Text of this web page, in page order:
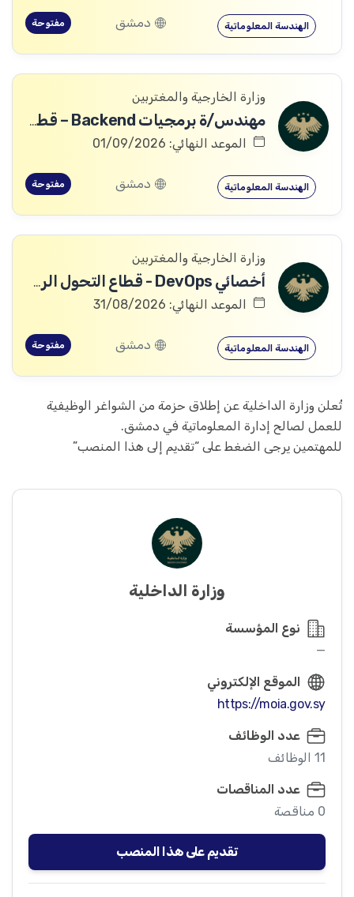
الهندسة المعلوماتية دمشق مفتوحة
وزارة الخارجية والمغتربين
مهندس/ة برمجيات Backend – قطاع التحول الرقمي
الموعد النهائي: 01/09/2026
الهندسة المعلوماتية دمشق مفتوحة
وزارة الخارجية والمغتربين
أخصائي DevOps - قطاع التحول الرقمي
الموعد النهائي: 31/08/2026
الهندسة المعلوماتية دمشق مفتوحة
تُعلن وزارة الداخلية عن إطلاق حزمة من الشواغر الوظيفية
للعمل لصالح إدارة المعلوماتية في دمشق.
للمهتمين يرجى الضغط على “تقديم إلى هذا المنصب”
وزارة الداخلية
نوع المؤسسة
—
الموقع الإلكتروني
https://moia.gov.sy
عدد الوظائف
11 الوظائف
عدد المناقصات
0 مناقصة
تقديم على هذا المنصب